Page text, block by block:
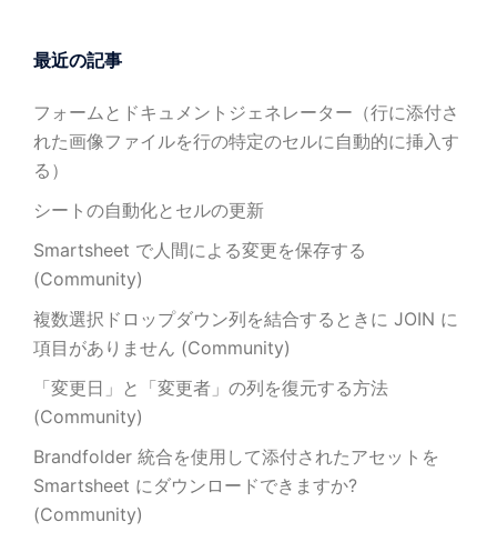
最近の記事
フォームとドキュメントジェネレーター（行に添付さ
れた画像ファイルを行の特定のセルに自動的に挿入す
る）
シートの自動化とセルの更新
Smartsheet で人間による変更を保存する
(Community)
複数選択ドロップダウン列を結合するときに JOIN に
項目がありません (Community)
「変更日」と「変更者」の列を復元する方法
(Community)
Brandfolder 統合を使用して添付されたアセットを
Smartsheet にダウンロードできますか?
(Community)